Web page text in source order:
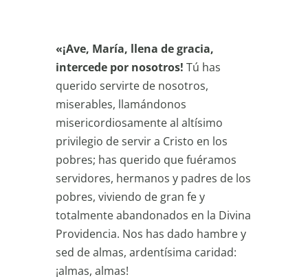
«¡Ave, María, llena de gracia,
intercede por nosotros! Tú has
querido servirte de nosotros,
miserables, llamándonos
misericordiosamente al altísimo
privilegio de servir a Cristo en los
pobres; has querido que fuéramos
servidores, hermanos y padres de los
pobres, viviendo de gran fe y
totalmente abandonados en la Divina
Providencia. Nos has dado hambre y
sed de almas, ardentísima caridad:
¡almas, almas!